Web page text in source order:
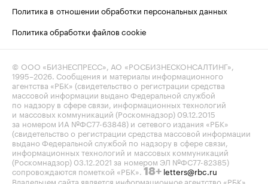
Политика в отношении обработки персональных данных
Политика обработки файлов cookie
© ООО «БИЗНЕСПРЕСС», АО «РОСБИЗНЕСКОНСАЛТИНГ»,
1995–2026. Сообщения и материалы информационного
агентства «РБК» (свидетельство о регистрации средства
массовой информации выдано Федеральной службой
по надзору в сфере связи, информационных технологий
и массовых коммуникаций (Роскомнадзор) 09.12.2015
за номером ИА №ФС77-63848) и сетевого издания «РБК»
(свидетельство о регистрации средства массовой информации
выдано Федеральной службой по надзору в сфере связи,
информационных технологий и массовых коммуникаций
(Роскомнадзор) 03.12.2021 за номером ЭЛ №ФС77-82385)
сопровождаются пометкой «РБК». 18+ letters@rbc.ru
Владельцем сайта является информационное агентство «РБК».